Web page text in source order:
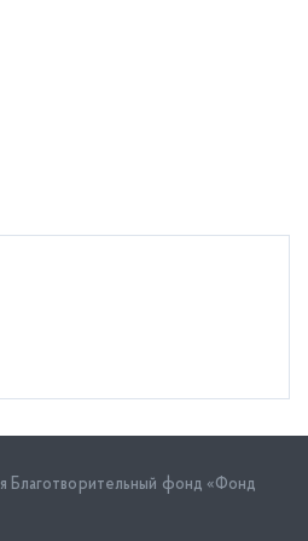
Благотворительный фонд «Фонд